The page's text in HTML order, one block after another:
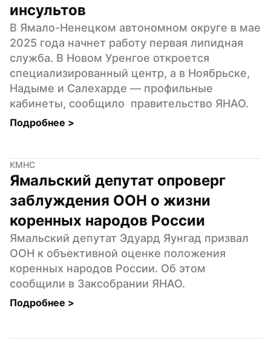
инсультов
В Ямало-Ненецком автономном округе в мае
2025 года начнет работу первая липидная
служба. В Новом Уренгое откроется
специализированный центр, а в Ноябрьске,
Надыме и Салехарде — профильные
кабинеты, сообщило  правительство ЯНАО.
Подробнее >
КМНС
Ямальский депутат опроверг
заблуждения ООН о жизни
коренных народов России
Ямальский депутат Эдуард Яунгад призвал
ООН к объективной оценке положения
коренных народов России. Об этом
сообщили в Заксобрании ЯНАО.
Подробнее >